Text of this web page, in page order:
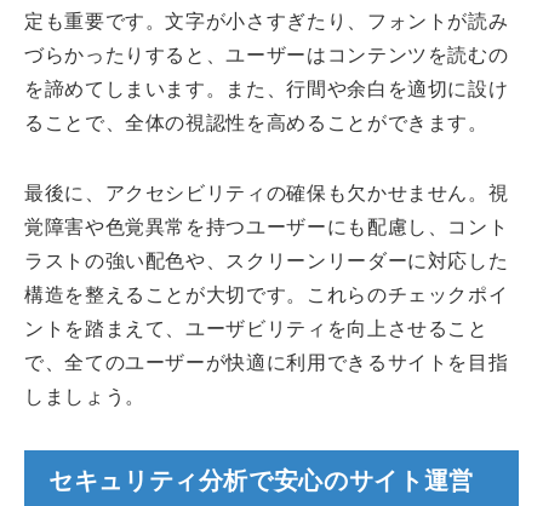
定も重要です。文字が小さすぎたり、フォントが読み
づらかったりすると、ユーザーはコンテンツを読むの
を諦めてしまいます。また、行間や余白を適切に設け
ることで、全体の視認性を高めることができます。
最後に、アクセシビリティの確保も欠かせません。視
覚障害や色覚異常を持つユーザーにも配慮し、コント
ラストの強い配色や、スクリーンリーダーに対応した
構造を整えることが大切です。これらのチェックポイ
ントを踏まえて、ユーザビリティを向上させること
で、全てのユーザーが快適に利用できるサイトを目指
しましょう。
セキュリティ分析で安心のサイト運営